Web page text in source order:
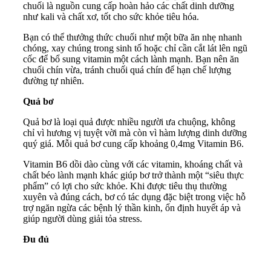
chuối là nguồn cung cấp hoàn hảo các chất dinh dưỡng
như kali và chất xơ, tốt cho sức khỏe tiêu hóa.
Bạn có thể thưởng thức chuối như một bữa ăn nhẹ nhanh
chóng, xay chúng trong sinh tố hoặc chỉ cần cắt lát lên ngũ
cốc để bổ sung vitamin một cách lành mạnh. Bạn nên ăn
chuối chín vừa, tránh chuối quá chín để hạn chế lượng
đường tự nhiên.
Quả bơ
Quả bơ là loại quả được nhiều người ưa chuộng, không
chỉ vì hương vị tuyệt vời mà còn vì hàm lượng dinh dưỡng
quý giá. Mỗi quả bơ cung cấp khoảng 0,4mg Vitamin B6.
Vitamin B6 dồi dào cùng với các vitamin, khoáng chất và
chất béo lành mạnh khác giúp bơ trở thành một “siêu thực
phẩm” có lợi cho sức khỏe. Khi được tiêu thụ thường
xuyên và đúng cách, bơ có tác dụng đặc biệt trong việc hỗ
trợ ngăn ngừa các bệnh lý thần kinh, ổn định huyết áp và
giúp người dùng giải tỏa stress.
Đu đủ